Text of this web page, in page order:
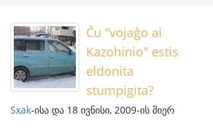
Ĉu "vojaĝo al
Kazohinio" estis
eldonita
stumpigita?
Sxak-ისა და 18 ივნისი, 2009-ის მიერ